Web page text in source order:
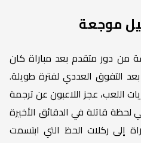
موجعة
من دور متقدم بعد مباراة كان
التفوق العددي لفترة طويلة.
اللعب، عجز اللاعبون عن ترجمة
قاتلة في الدقائق الأخيرة
إلى ركلات الحظ التي ابتسمت